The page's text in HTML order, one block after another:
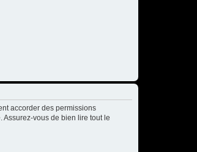
accorder des permissions
Assurez-vous de bien lire tout le